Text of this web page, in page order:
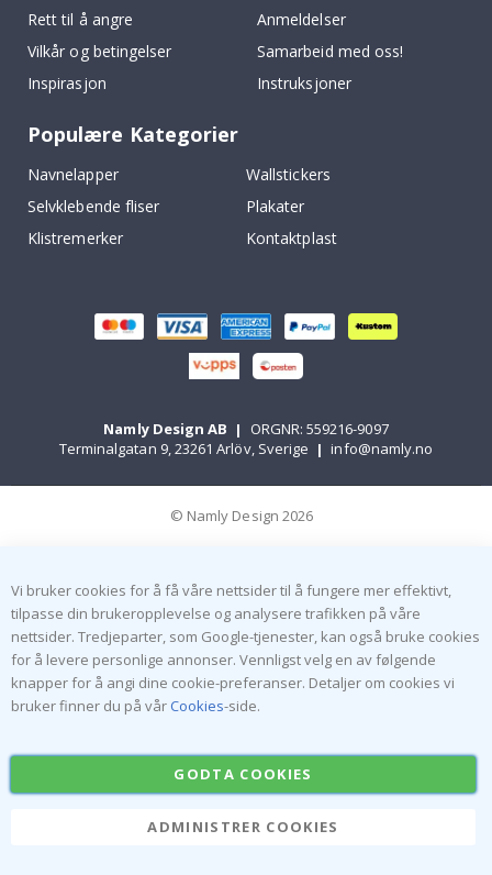
Rett til å angre
Vilkår og betingelser
Inspirasjon
Anmeldelser
Samarbeid med oss!
Instruksjoner
Populære Kategorier
Navnelapper
Wallstickers
Selvklebende fliser
Plakater
Klistremerker
Kontaktplast
Namly Design AB |
ORGNR: 559216-9097
Terminalgatan 9, 23261 Arlöv, Sverige | info@namly.no
© Namly Design 2026
Vi bruker cookies for å få våre nettsider til å fungere mer effektivt,
tilpasse din brukeropplevelse og analysere trafikken på våre
nettsider. Tredjeparter, som Google-tjenester, kan også bruke cookies
for å levere personlige annonser. Vennligst velg en av følgende
knapper for å angi dine cookie-preferanser. Detaljer om cookies vi
bruker finner du på vår Cookies-side.
GODTA COOKIES
ADMINISTRER COOKIES